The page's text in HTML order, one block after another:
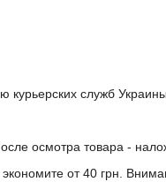
курьерских служб
осмотра товара -
от 40 грн.